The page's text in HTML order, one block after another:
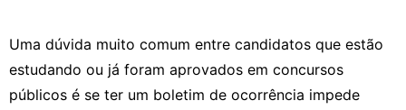
Uma dúvida muito comum entre candidatos que estão
estudando ou já foram aprovados em concursos
públicos é se ter um boletim de ocorrência impede